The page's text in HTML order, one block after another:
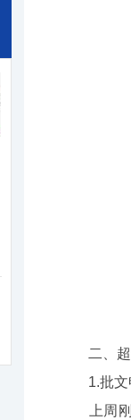
二、超
1.批文
上周刚